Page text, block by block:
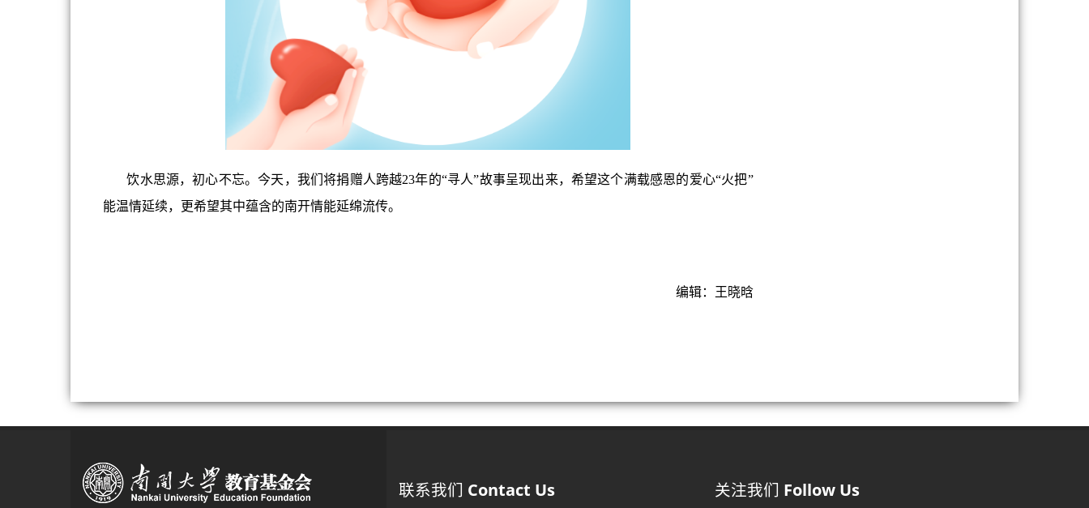
饮水思源，初心不忘。今天，我们将捐赠人跨越23年的“寻人”故事呈现出来，希望这个满载感恩的爱心“火把”
能温情延续，更希望其中蕴含的南开情能延绵流传。
编辑：王晓晗
联系我们 Contact Us 关注我们 Follow Us